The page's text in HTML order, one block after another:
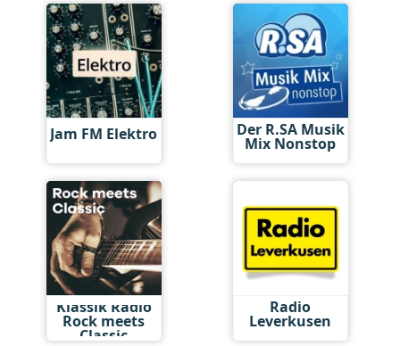
Jam FM Elektro Der R.SA Musik
Mix Nonstop
Klassik Radio
Rock meets
Classic
Radio
Leverkusen